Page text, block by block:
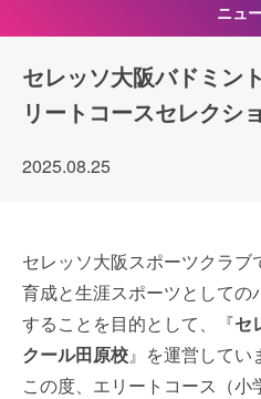
ニュ
セレッソ大阪バドミン
リートコースセレクシ
2025.08.25
セレッソ大阪スポーツクラ
育成と生涯スポーツとして
することを目的として、『セ
クール田原校』を運営してい
この度、エリートコース（